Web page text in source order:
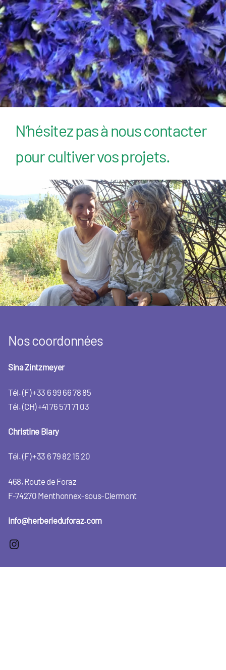
z
N’hésitez pas à nous contacter
pour cultiver vos projets.
Nos coordonnées
Sina Zintzmeyer
Tél. (F) +33 6 99 66 78 85
Tél. (CH) +41 76 571 71 03
Christine Blary
Tél. (F) +33 6 79 82 15 20
468, Route de Foraz
F-74270 Menthonnex-sous-Clermont
info@herberieduforaz.com
Instagram